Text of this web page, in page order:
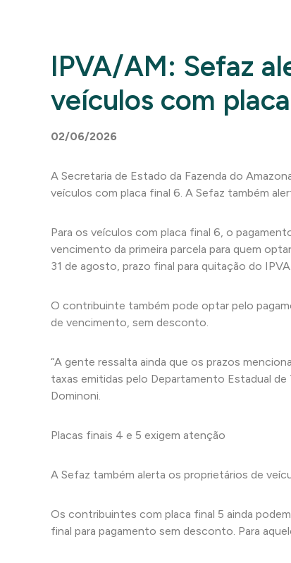
IPVA/AM: Sefaz
veículos com
02/06/2026
A Secretaria de Estado da Fazenda do
veículos com placa final 6. A Sefaz também
Para os veículos com placa final 6, o
vencimento da primeira parcela para quem
31 de agosto, prazo final para quitação do IPVA.
O contribuinte também pode optar pelo
de vencimento, sem desconto.
“A gente ressalta ainda que os prazos
taxas emitidas pelo Departamento Estadual
Dominoni.
Placas finais 4 e 5 exigem atenção
A Sefaz também alerta os proprietários de
Os contribuintes com placa final 5 ainda
final para pagamento sem desconto. Para